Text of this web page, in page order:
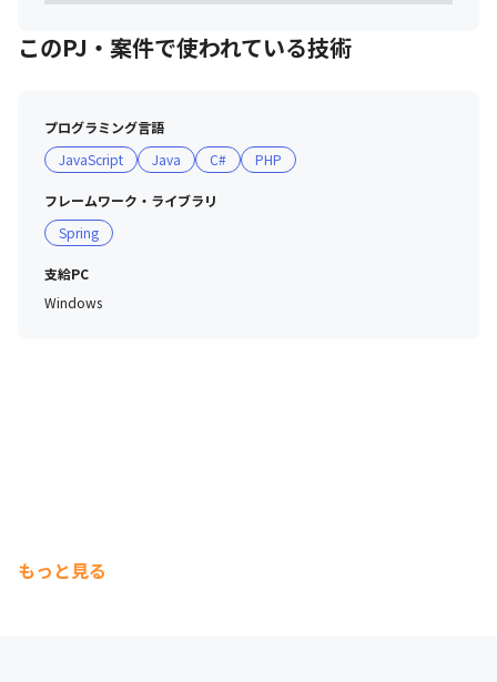
このPJ・案件で使われている技術
プログラミング言語
JavaScript
Java C# PHP
フレームワーク・ライブラリ
Spring
支給PC
Windows
もっと見る